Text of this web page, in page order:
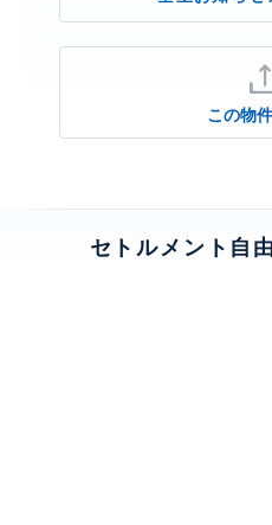
この物
セトルメント自